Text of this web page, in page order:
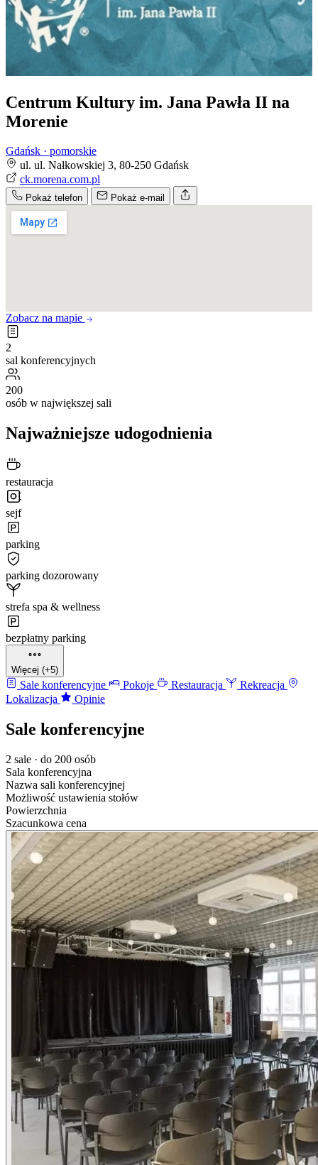
Centrum Kultury im. Jana Pawła II na
Morenie
Gdańsk · pomorskie
ul. ul. Nałkowskiej 3, 80-250 Gdańsk
ck.morena.com.pl
Pokaż telefon Pokaż e-mail
Zobacz na mapie
2
sal konferencyjnych
200
osób w największej sali
Najważniejsze udogodnienia
restauracja
sejf
parking
parking dozorowany
strefa spa & wellness
bezpłatny parking
Więcej (+5)
Sale konferencyjne Pokoje Restauracja
Rekreacja
Lokalizacja
Opinie
Sale konferencyjne
2 sale · do 200 osób
Sala konferencyjna
Nazwa sali konferencyjnej
Możliwość ustawienia stołów
Powierzchnia
Szacunkowa cena